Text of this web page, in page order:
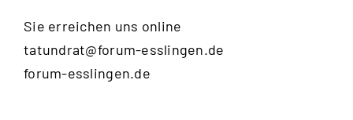
Sie erreichen uns online
tatundrat@forum-esslingen.de
forum-esslingen.de